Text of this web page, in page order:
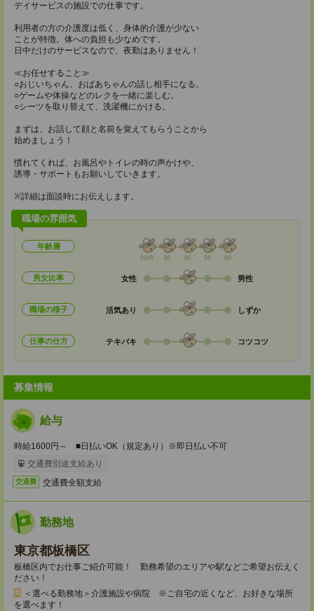
デイサービスの施設での仕事です。
利用者の方の介護度は低く、身体的介護が少ない
ことが特徴。体への負担も少なめです。
日中だけのサービスなので、夜勤はありません！
≪お任せすること≫
○おじいちゃん、おばあちゃんの話し相手になる。
○ゲームや体操などのレクを一緒に楽しむ。
○シーツを取り替えて、洗濯機にかける。
まずは、お話して顔と名前を覚えてもらうことから
始めましょう！
慣れてくれば、お風呂やトイレの時の声かけや、
誘導・サポートもお願いしていきます。
※詳細は面談時にお伝えします。
職場の雰囲気
年齢層
20代 30 40 50 60
男女比率 女性 男性
職場の様子 活気あり しずか
仕事の仕方 テキパキ コツコツ
募集情報
給与
時給1600円～ ■日払いOK（規定あり）※即日払い不可
交通費別途支給あり
交通費 交通費全額支給
勤務地
東京都板橋区
板橋区内でお仕事ご紹介可能！ 勤務希望のエリアや駅などご希望お伝えく
ださい！
＜選べる勤務地＞介護施設や病院 ※ご自宅の近くなど、お好きな場所
を選べます！